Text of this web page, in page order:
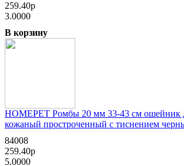
259.40р
3.0000
В корзину
HOMEPET Ромбы 20 мм 33-43 см ошейник
кожаный простроченный с тиснением
84008
259.40р
5.0000